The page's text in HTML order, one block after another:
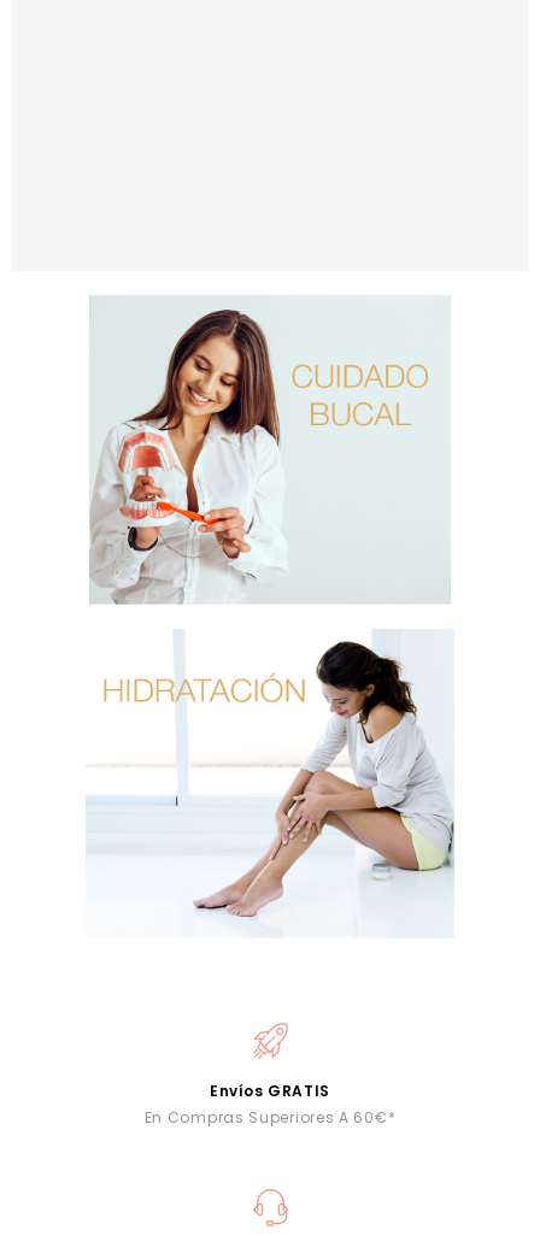
Envíos GRATIS
En Compras Superiores A 60€*